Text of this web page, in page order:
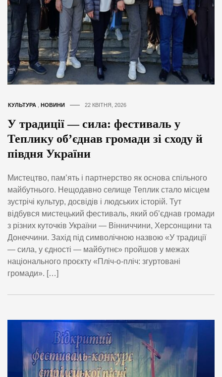
КУЛЬТУРА НОВИНИ 22 КВІТНЯ, 2026
У традиції — сила: фестиваль у
Теплику об’єднав громади зі сходу й
півдня України
Мистецтво, пам’ять і партнерство як основа спільного
майбутнього. Нещодавно селище Теплик стало місцем
зустрічі культур, досвідів і людських історій. Тут
відбувся мистецький фестиваль, який об’єднав громади
з різних куточків України — Вінниччини, Херсонщини та
Донеччини. Захід під символічною назвою «У традиції
— сила, у єдності — майбутнє» пройшов у межах
національного проєкту «Пліч-о-пліч: згуртовані
громади». […]